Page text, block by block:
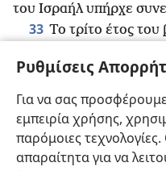
Ρυθμίσεις
Για να σας
εμπειρία χρήσης,
παρόμοιες
απαραίτητα για να
του Ισραήλ υπήρχε
33 Το τρίτο έτος
Ισραήλ στη Θερσά και
34 Αλλά έκανε το κακό
βάδισε στα χνάρια του
αμαρτία την οποία
να διαπράξει.+